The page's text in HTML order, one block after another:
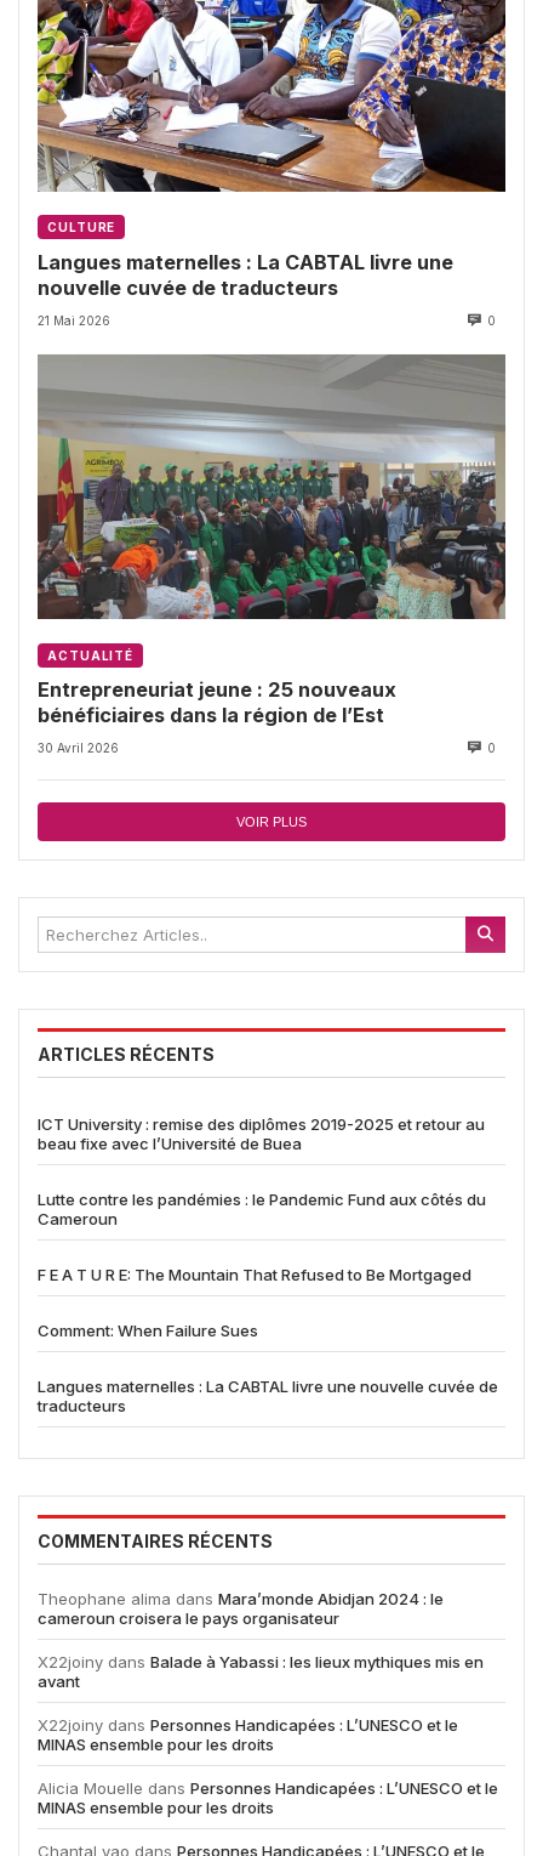
CULTURE
Langues maternelles : La CABTAL livre une
nouvelle cuvée de traducteurs
21 Mai 2026 0
ACTUALITÉ
Entrepreneuriat jeune : 25 nouveaux
bénéficiaires dans la région de l’Est
30 Avril 2026 0
VOIR PLUS
ARTICLES RÉCENTS
ICT University : remise des diplômes 2019-2025 et retour au
beau fixe avec l’Université de Buea
Lutte contre les pandémies : le Pandemic Fund aux côtés du
Cameroun
F E A T U R E: The Mountain That Refused to Be Mortgaged
Comment: When Failure Sues
Langues maternelles : La CABTAL livre une nouvelle cuvée de
traducteurs
COMMENTAIRES RÉCENTS
Theophane alima dans Mara’monde Abidjan 2024 : le
cameroun croisera le pays organisateur
X22joiny dans Balade à Yabassi : les lieux mythiques mis en
avant
X22joiny dans Personnes Handicapées : L’UNESCO et le
MINAS ensemble pour les droits
Alicia Mouelle dans Personnes Handicapées : L’UNESCO et le
MINAS ensemble pour les droits
Chantal yao dans Personnes Handicapées : L’UNESCO et le